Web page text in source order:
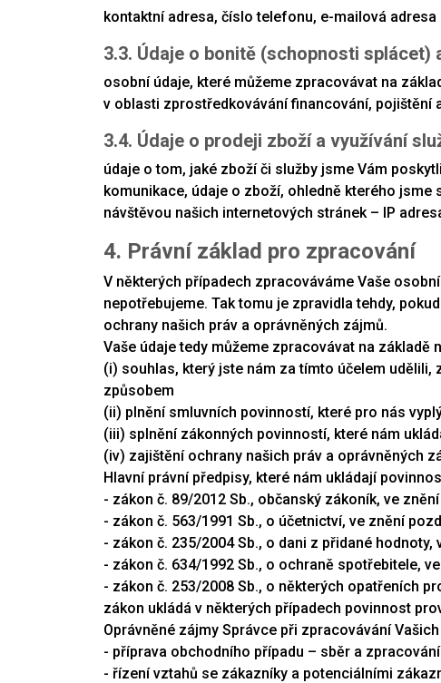
kontaktní adresa, číslo telefonu, e-mailová
3.3. Údaje o bonitě (schopnosti splácet)
osobní údaje, které můžeme zpracovávat na
v oblasti zprostředkovávání financování, pojištění
3.4. Údaje o prodeji zboží a využívání
údaje o tom, jaké zboží či služby jsme Vám
komunikace, údaje o zboží, ohledně kterého
návštěvou našich internetových stránek – IP
4. Právní základ pro zpracování
V některých případech zpracováváme Vaše
nepotřebujeme. Tak tomu je zpravidla tehdy,
ochrany našich práv a oprávněných zájmů.
Vaše údaje tedy můžeme zpracovávat na základě
(i) souhlas, který jste nám za tímto účelem
způsobem
(ii) plnění smluvních povinností, které pro nás
(iii) splnění zákonných povinností, které nám
(iv) zajištění ochrany našich práv a oprávněných
Hlavní právní předpisy, které nám ukládají
- zákon č. 89/2012 Sb., občanský zákoník, ve
- zákon č. 563/1991 Sb., o účetnictví, ve znění
- zákon č. 235/2004 Sb., o dani z přidané
- zákon č. 634/1992 Sb., o ochraně spotřebitele,
- zákon č. 253/2008 Sb., o některých opatřeních
zákon ukládá v některých případech povinnost
Oprávněné zájmy Správce při zpracovávání
- příprava obchodního případu – sběr a
- řízení vztahů se zákazníky a potenciálními